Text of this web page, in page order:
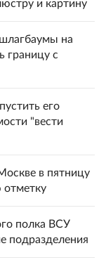
и картину
на
границу с
его
"вести
в пятницу
отметку
полка ВСУ
подразделения